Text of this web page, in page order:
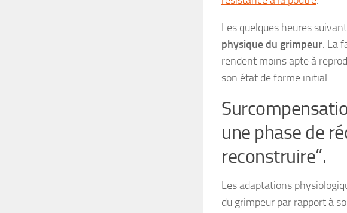
Les quelques heures
physique du grimpeur. La
rendent moins apte à
son état de forme initial.
une phase de
reconstruire”.
Les adaptations
du grimpeur par rapport à